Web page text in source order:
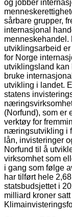
og jobber
sårbare grupper,
internasjonal
menneskehandel.
utviklingsarbeid
for Norge
utviklingsland kan
bruke
utvikling i landet.
statens
(Norfund), som er
verktøy for
næringsutvikling i
lån, invisteringer
Norfund til å
virksomhet som
i gang som følge
har tilført hele
statsbudsjettet i
milliard kroner satt